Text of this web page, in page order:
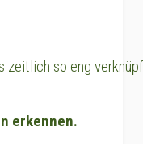
zeitlich so eng
erkennen.